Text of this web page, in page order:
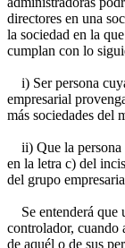
directores en una
la sociedad en la
cumplan con lo
i) Ser persona
empresarial
más sociedades del
ii) Que la persona
en la letra c) del
del grupo
Se entenderá que
controlador, cuando
de aquél o de sus